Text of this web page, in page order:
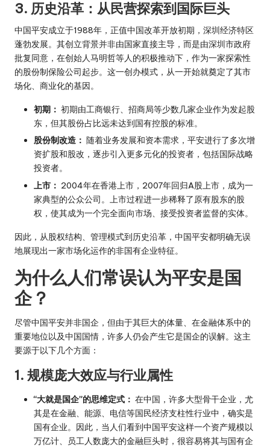
3. 历史沿革：从民营探索到国际巨头
中国平安成立于1988年，正值中国改革开放初期，深圳经济特区
蓬勃发展。其创立背景并非由国家直接主导，而是由深圳市政府
批复同意，在创始人马明哲等人的积极推动下，作为一家探索性
的股份制保险公司起步。这一创办模式，从一开始就奠定了其市
场化、商业化的基因。
初期： 初期由工商银行、招商局等少数几家企业作为发起股
东，但其股份占比远未达到国有控股的标准。
股份制改造： 随着业务发展和资本需求，平安进行了多次增
资扩股和股改，逐步引入更多元化的投资者，包括国际战略
投资者。
上市： 2004年在香港上市，2007年回归A股上市，成为一
家典型的公众公司。上市过程进一步稀释了原有股东的股
权，使其成为一个完全面向市场、接受投资者监督的实体。
因此，从股权结构、管理模式到历史沿革，中国平安都明确无误
地展现出一家市场化运作的非国有企业特征。
为什么人们常误认为平安是国
企？
尽管中国平安并非国企，但由于其巨大的体量、在金融体系中的
重要地位以及中国国情，许多人仍会产生它是国企的误解。这主
要源于以下几个方面：
1. 规模庞大效应与行业属性
“大就是国企”的思维定式： 在中国，许多大型骨干企业，尤
其是在金融、能源、电信等国民经济支柱性行业中，确实是
国有企业。因此，当人们看到中国平安这样一个资产规模以
万亿计、员工人数庞大的金融巨头时，很容易将其与国有企